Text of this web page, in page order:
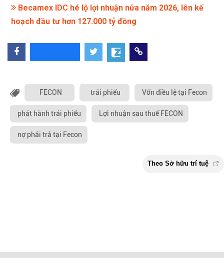
Becamex IDC hé lộ lợi nhuận nửa năm 2026, lên kế
hoạch đầu tư hơn 127.000 tỷ đồng
FECON trái phiếu Vốn điều lệ tại Fecon
phát hành trái phiếu Lợi nhuận sau thuế FECON
nợ phải trả tại Fecon